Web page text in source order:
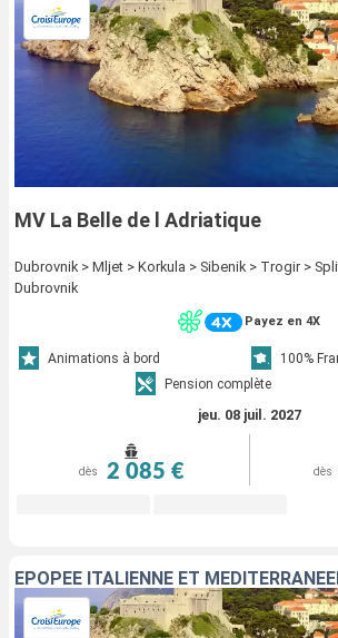
MV La Belle de l Adriatique
Dubrovnik > Mljet > Korkula > Sibenik > Trogir >
Dubrovnik
Payez en 4X
Animations à bord
100%
Pension complète
jeu. 08 juil. 2027
dès 2 085 € dès